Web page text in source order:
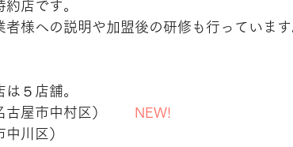
店です。
様への説明や加盟後の研修も行っていま
５店舗。
古屋市中村区） NEW!
川区）